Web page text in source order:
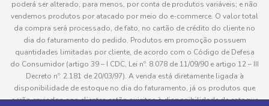
poderá ser alterado, para menos, por conta de produtos variáveis; e não
vendemos produtos por atacado por meio do e-commerce. O valor total
da compra será processado, de fato, no cartão de crédito do cliente no
dia do faturamento do pedido. Produtos em promoção possuem
quantidades limitadas por cliente, de acordo com o Código de Defesa
do Consumidor (artigo 39 – I CDC, Lei nº. 8.078 de 11/09/90 e artigo 12 – III
Decreto nº. 2.181 de 20/03/97). A venda está diretamente ligada à
disponibilidade de estoque no dia do faturamento, já os produtos que
serão enviados aos clientes estão sujeitos à disponibilidade de estoque